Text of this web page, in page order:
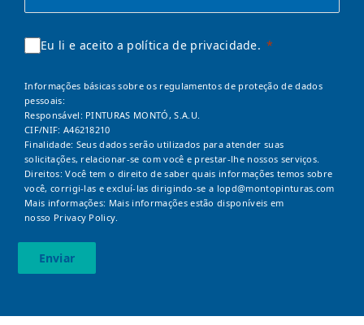
Eu li e aceito a política de privacidade.
Informações básicas sobre os regulamentos de proteção de dados
pessoais:
Responsável: PINTURAS MONTÓ, S.A.U.
CIF/NIF: A46218210
Finalidade: Seus dados serão utilizados para atender suas
solicitações, relacionar-se com você e prestar-lhe nossos serviços.
Direitos: Você tem o direito de saber quais informações temos sobre
você, corrigi-las e excluí-las dirigindo-se a lopd@montopinturas.com
Mais informações: Mais informações estão disponíveis em
nosso Privacy Policy.
Enviar